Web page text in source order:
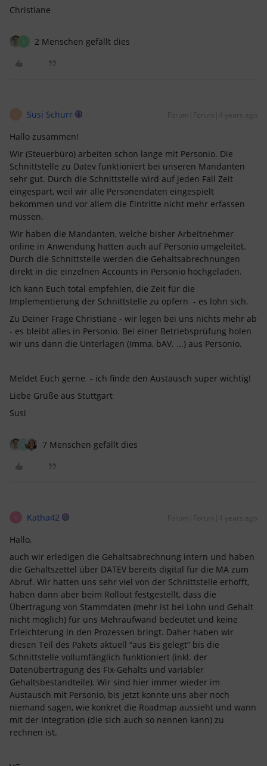
Christiane
2 Menschen gefällt dies
Susi Schurr Forum|Forum|4 years ago
Hallo zusammen!
Wir (Steuerbüro) arbeiten schon lange mit Personio. Die
Schnittstelle zu Datev funktioniert bei unseren Mandanten
sehr gut. Durch die Schnittstelle wird auf jeden Fall Zeit
eingespart, weil wir alle Personendaten eingespielt
bekommen und vor allem die Eintritte nicht mehr erfassen
müssen.
Wir haben die Mandanten, welche bisher Arbeitnehmer
online in Anwendung hatten auch auf Personio umgeleitet.
Durch die Schnittstelle werden die Gehaltsabrechnungen
direkt in die einzelnen Accounts in Personio hochgeladen.
Ich kann Euch total empfehlen, die Zeit für die
Implementierung der Schnittstelle zu opfern - es lohn sich.
Zu Deiner Frage Christiane - wir legen bei uns nichts mehr ab
- es bleibt alles in Personio. Bei einer Betriebsprüfung holen
wir uns dann die Unterlagen (Imma, bAV. ...) aus Personio.
Meldet Euch gerne - ich finde den Austausch super wichtig!
Liebe Grüße aus Stuttgart
Susi
7 Menschen gefällt dies
Katha42 Forum|Forum|4 years ago
Hallo,
auch wir erledigen die Gehaltsabrechnung intern und haben
die Gehaltszettel über DATEV bereits digital für die MA zum
Abruf. Wir hatten uns sehr viel von der Schnittstelle erhofft,
haben dann aber beim Rollout festgestellt, dass die
Übertragung von Stammdaten (mehr ist bei Lohn und Gehalt
nicht möglich) für uns Mehraufwand bedeutet und keine
Erleichterung in den Prozessen bringt. Daher haben wir
diesen Teil des Pakets aktuell “aus Eis gelegt” bis die
Schnittstelle vollumfänglich funktioniert (inkl. der
Datenübertragung des Fix-Gehalts und variabler
Gehaltsbestandteile). Wir sind hier immer wieder im
Austausch mit Personio, bis jetzt konnte uns aber noch
niemand sagen, wie konkret die Roadmap aussieht und wann
mit der Integration (die sich auch so nennen kann) zu
rechnen ist.